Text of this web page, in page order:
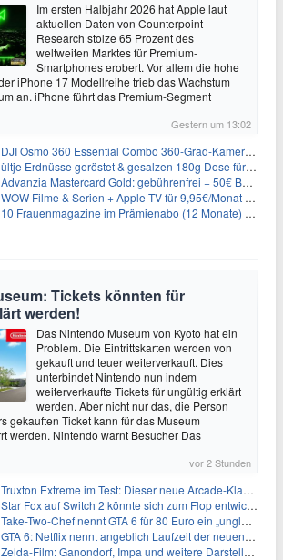
Im ersten Halbjahr 2026 hat Apple laut
aktuellen Daten von Counterpoint
Research stolze 65 Prozent des
weltweiten Marktes für Premium-
Smartphones erobert. Vor allem die hohe
iPhone 17 Modellreihe trieb das Wachstum
an. iPhone führt das Premium-Segment
Gestern um 13:02
DJI Osmo 360 Essential Combo 360-Grad-Kamera für 375€
ültje Erdnüsse geröstet & gesalzen 180g Dose für 1,52€ im Spar-Abo
Advanzia Mastercard Gold: gebührenfrei + 50€ Bonus* + gratis Reiseversicherung
WOW Filme & Serien + Apple TV für 9,95€/Monat // Alles von WOW (Filme, Serien, Live-Sport) für 34,97€/Monat
10 Frauenmagazine im Prämienabo (12 Monate) mit Prämien bis zu 225€
Tickets könnten für
werden!
Das Nintendo Museum von Kyoto hat ein
Problem. Die Eintrittskarten werden von
gekauft und teuer weiterverkauft. Dies
unterbindet Nintendo nun indem
weiterverkaufte Tickets für ungültig erklärt
werden. Aber nicht nur das, die Person
gekauften Ticket kann für das Museum
werden. Nintendo warnt Besucher Das
vor 2 Stunden
Truxton Extreme im Test: Dieser neue Arcade-Klassiker verzeiht dir gar nichts
Star Fox auf Switch 2 könnte sich zum Flop entwickeln
Take-Two-Chef nennt GTA 6 für 80 Euro ein „unglaubliches Schnäppchen“
GTA 6: Netflix nennt angeblich Laufzeit der neuen Gameplay-Präsentation
Zelda-Film: Ganondorf, Impa und weitere Darsteller sollen feststehen